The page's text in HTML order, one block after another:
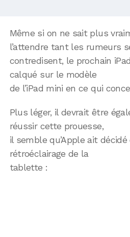
Même si on ne sait plus
l’attendre tant les rumeurs
contredisent, le prochain
calqué sur le modèle
de l’iPad mini en ce qui
Plus léger, il devrait être
réussir cette prouesse,
il semble qu’Apple ait
rétroéclairage de la
tablette :